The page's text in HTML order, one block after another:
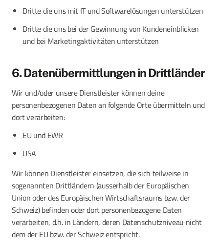
Dritte die uns mit IT und Softwarelösungen unterstützen
Dritte die uns bei der Gewinnung von Kundeneinblicken
und bei Marketingaktivitäten unterstützen
6. Datenübermittlungen in Drittländer
Wir und/oder unsere Dienstleister können deine
personenbezogenen Daten an folgende Orte übermitteln und
dort verarbeiten:
EU und EWR
USA
Wir können Dienstleister einsetzen, die sich teilweise in
sogenannten Drittländern (ausserhalb der Europäischen
Union oder des Europäischen Wirtschaftsraums bzw. der
Schweiz) befinden oder dort personenbezogene Daten
verarbeiten, d.h. in Ländern, deren Datenschutzniveau nicht
dem der EU bzw. der Schweiz entspricht.